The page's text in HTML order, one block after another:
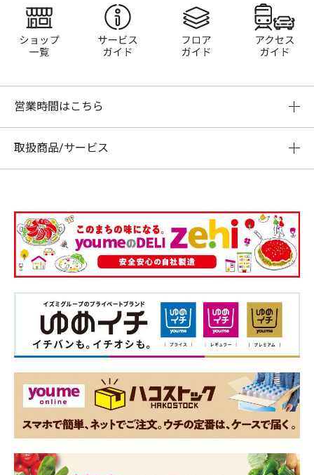
ショップ一覧 サービスガイド フロアガイド
営業時間はこちら
取扱商品/サービス